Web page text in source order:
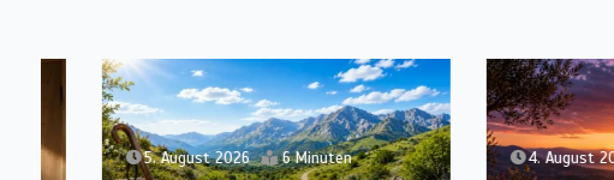
5. August 2026 6 Minuten 4. August 2026